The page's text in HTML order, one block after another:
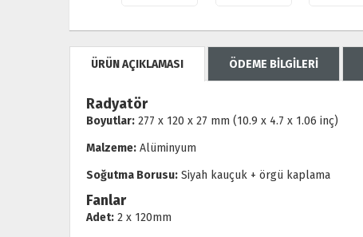
ÜRÜN AÇIKLAMASI ÖDEME BİLGİLERİ
Radyatör
Boyutlar: 277 x 120 x 27 mm (10.9 x 4.7 x 1.06 inç)
Malzeme: Alüminyum
Soğutma Borusu: Siyah kauçuk + örgü kaplama
Fanlar
Adet: 2 x 120mm